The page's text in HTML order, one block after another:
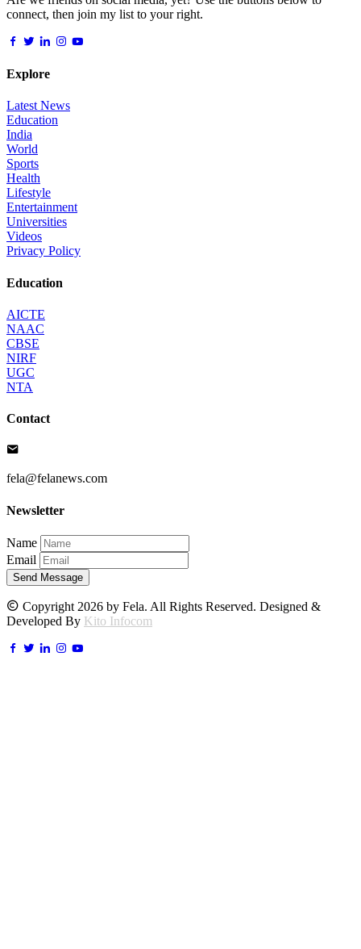
connect, then join my list to your right.
Explore
Latest News
Education
India
World
Sports
Health
Lifestyle
Entertainment
Universities
Videos
Privacy Policy
Education
AICTE
NAAC
CBSE
NIRF
UGC
NTA
Contact
fela@felanews.com
Newsletter
Name
Email
Send Message
Copyright 2026 by Fela. All Rights Reserved. Designed &
Developed By Kito Infocom